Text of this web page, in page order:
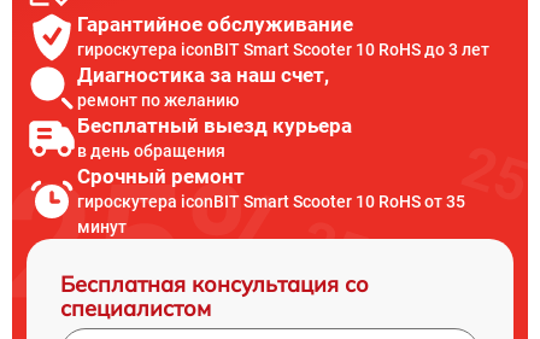
Гарантийное обслуживание
гироскутера iconBIT Smart Scooter 10 RoHS до 3 лет
Диагностика за наш счет,
ремонт по желанию
Бесплатный выезд курьера
в день обращения
Срочный ремонт
гироскутера iconBIT Smart Scooter 10 RoHS от 35
минут
Бесплатная консультация со
специалистом